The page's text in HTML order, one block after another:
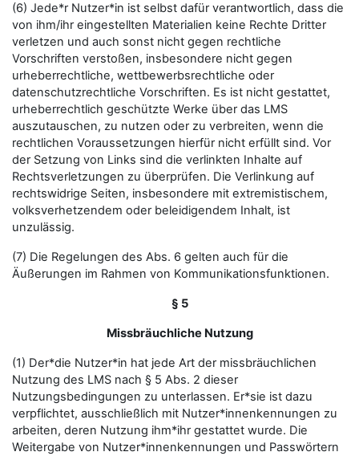
(6) Jede*r Nutzer*in ist selbst dafür verantwortlich, dass die
von ihm/ihr eingestellten Materialien keine Rechte Dritter
verletzen und auch sonst nicht gegen rechtliche
Vorschriften verstoßen, insbesondere nicht gegen
urheberrechtliche, wettbewerbsrechtliche oder
datenschutzrechtliche Vorschriften. Es ist nicht gestattet,
urheberrechtlich geschützte Werke über das LMS
auszutauschen, zu nutzen oder zu verbreiten, wenn die
rechtlichen Voraussetzungen hierfür nicht erfüllt sind. Vor
der Setzung von Links sind die verlinkten Inhalte auf
Rechtsverletzungen zu überprüfen. Die Verlinkung auf
rechtswidrige Seiten, insbesondere mit extremistischem,
volksverhetzendem oder beleidigendem Inhalt, ist
unzulässig.
(7) Die Regelungen des Abs. 6 gelten auch für die
Äußerungen im Rahmen von Kommunikationsfunktionen.
§ 5
Missbräuchliche Nutzung
(1) Der*die Nutzer*in hat jede Art der missbräuchlichen
Nutzung des LMS nach § 5 Abs. 2 dieser
Nutzungsbedingungen zu unterlassen. Er*sie ist dazu
verpflichtet, ausschließlich mit Nutzer*innenkennungen zu
arbeiten, deren Nutzung ihm*ihr gestattet wurde. Die
Weitergabe von Nutzer*innenkennungen und Passwörtern